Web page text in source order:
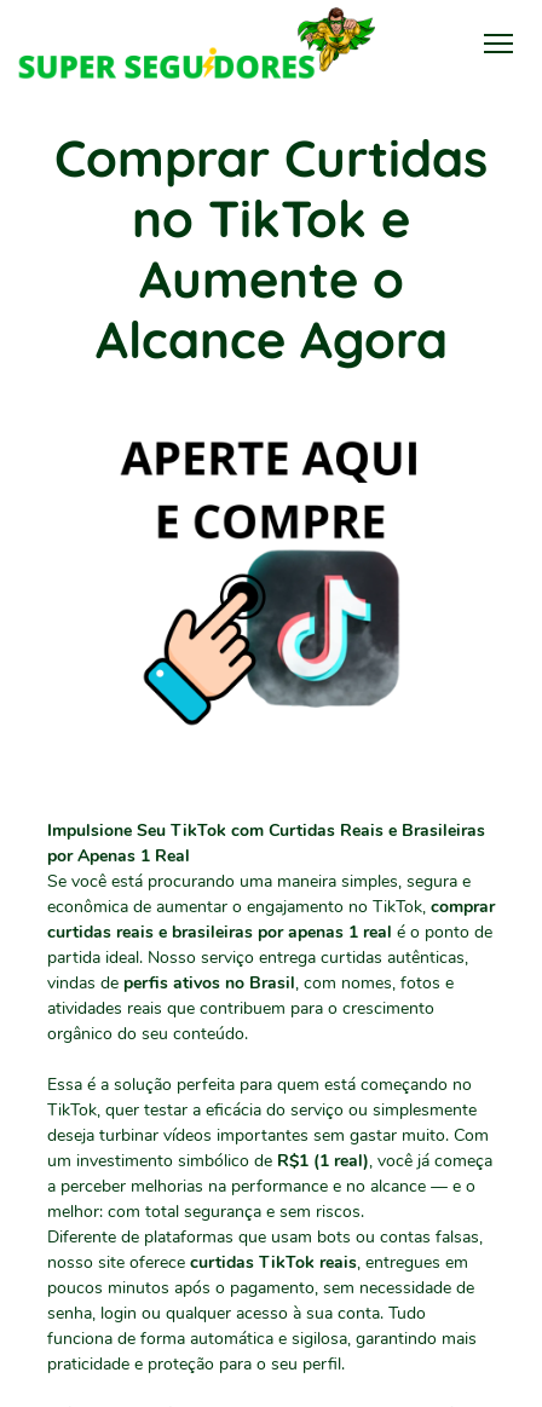
Comprar Curtidas
no TikTok e
Aumente o
Alcance Agora
Impulsione Seu TikTok com Curtidas Reais e Brasileiras
por Apenas 1 Real
Se você está procurando uma maneira simples, segura e
econômica de aumentar o engajamento no TikTok, comprar
curtidas reais e brasileiras por apenas 1 real é o ponto de
partida ideal. Nosso serviço entrega curtidas autênticas,
vindas de perfis ativos no Brasil, com nomes, fotos e
atividades reais que contribuem para o crescimento
orgânico do seu conteúdo.
Essa é a solução perfeita para quem está começando no
TikTok, quer testar a eficácia do serviço ou simplesmente
deseja turbinar vídeos importantes sem gastar muito. Com
um investimento simbólico de R$1 (1 real), você já começa
a perceber melhorias na performance e no alcance — e o
melhor: com total segurança e sem riscos.
Diferente de plataformas que usam bots ou contas falsas,
nosso site oferece curtidas TikTok reais, entregues em
poucos minutos após o pagamento, sem necessidade de
senha, login ou qualquer acesso à sua conta. Tudo
funciona de forma automática e sigilosa, garantindo mais
praticidade e proteção para o seu perfil.